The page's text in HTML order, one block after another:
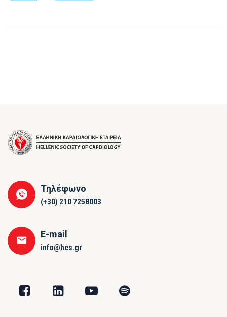
Τηλέφωνο
(+30) 210 7258003
E-mail
info@hcs.gr